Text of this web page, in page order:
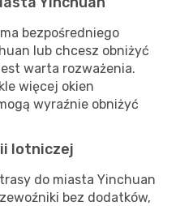
bezpośredniego
lub chcesz obniżyć
warta rozważenia.
więcej okien
wyraźnie obniżyć
lotniczej
do miasta Yinchuan
bez dodatków,